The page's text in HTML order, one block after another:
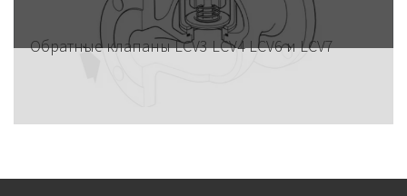
Обратные клапаны LCV3 LCV4 LCV6 и LCV7